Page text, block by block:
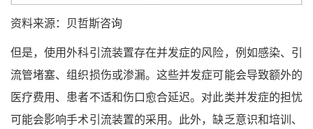
资料来源：贝哲斯咨询
但是，使用外科引流装置存在并发症的风险，例如感染、引
流管堵塞、组织损伤或渗漏。这些并发症可能会导致额外的
医疗费用、患者不适和伤口愈合延迟。对此类并发症的担忧
可能会影响手术引流装置的采用。此外，缺乏意识和培训、